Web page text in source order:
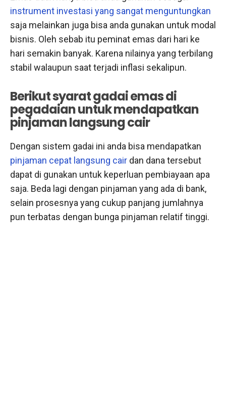
instrument investasi yang sangat menguntungkan
saja melainkan juga bisa anda gunakan untuk modal
bisnis. Oleh sebab itu peminat emas dari hari ke
hari semakin banyak. Karena nilainya yang terbilang
stabil walaupun saat terjadi inflasi sekalipun.
Berikutsyarat gadai emas di
pegadaian untuk mendapatkan
pinjaman langsung cair
Dengan sistem gadai ini anda bisa mendapatkan
pinjaman cepat langsung cair dan dana tersebut
dapat di gunakan untuk keperluan pembiayaan apa
saja. Beda lagi dengan pinjaman yang ada di bank,
selain prosesnya yang cukup panjang jumlahnya
pun terbatas dengan bunga pinjaman relatif tinggi.